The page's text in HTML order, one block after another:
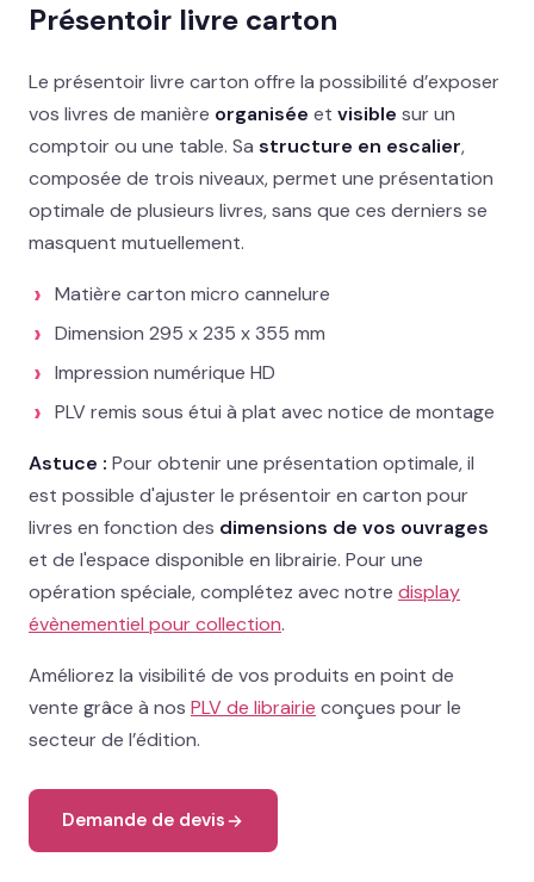
Packaging et coffrets
Solutions métiers
Réalisations
Blog
Contact
Devis gratuit →
Présentoir livre carton
Le présentoir livre carton offre la possibilité d’exposer
vos livres de manière organisée et visible sur un
comptoir ou une table. Sa structure en escalier,
composée de trois niveaux, permet une présentation
optimale de plusieurs livres, sans que ces derniers se
masquent mutuellement.
Matière carton micro cannelure
Dimension 295 x 235 x 355 mm
Impression numérique HD
PLV remis sous étui à plat avec notice de montage
Astuce : Pour obtenir une présentation optimale, il
est possible d'ajuster le présentoir en carton pour
livres en fonction des dimensions de vos ouvrages
et de l'espace disponible en librairie. Pour une
opération spéciale, complétez avec notre display
évènementiel pour collection.
Améliorez la visibilité de vos produits en point de
vente grâce à nos PLV de librairie conçues pour le
secteur de l’édition.
Demande de devis